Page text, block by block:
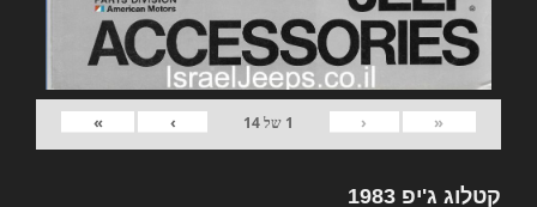
«
‹
1 של14
›
»
קטלוג ג'יפ 1983